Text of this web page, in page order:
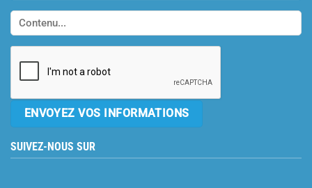
SUIVEZ-NOUS SUR